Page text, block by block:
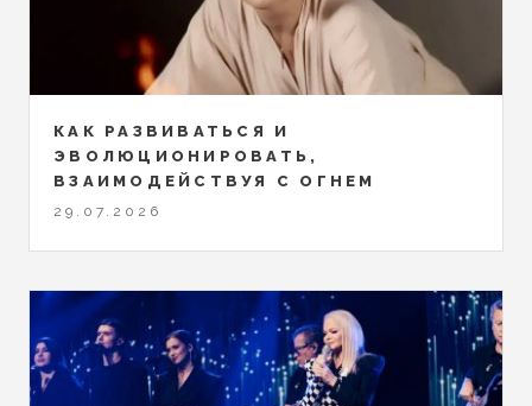
КАК РАЗВИВАТЬСЯ И
ЭВОЛЮЦИОНИРОВАТЬ,
ВЗАИМОДЕЙСТВУЯ С ОГНЕМ
29.07.2026